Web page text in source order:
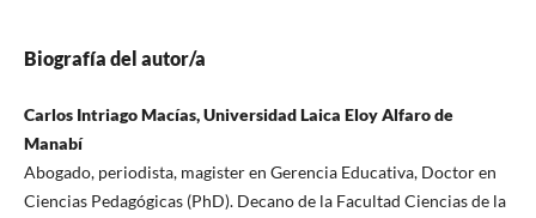
Biografía del autor/a
Carlos Intriago Macías, Universidad Laica Eloy Alfaro de
Manabí
Abogado, periodista, magister en Gerencia Educativa, Doctor en
Ciencias Pedagógicas (PhD). Decano de la Facultad Ciencias de la